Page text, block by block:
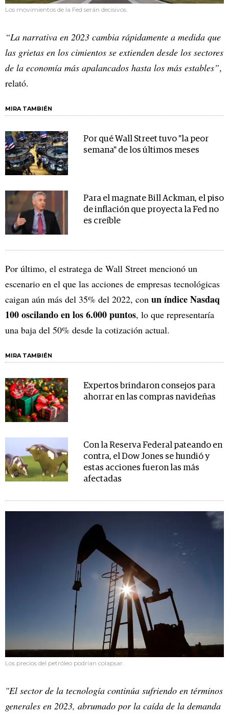
Los movimientos de la Fed serán decisivos.
“La narrativa en 2023 cambia rápidamente a medida que
las grietas en los cimientos se extienden desde los sectores
de la economía más apalancados hasta los más estables”,
relató.
MIRA TAMBIÉN
Por qué Wall Street tuvo "la peor
semana" de los últimos meses
Para el magnate Bill Ackman, el piso
de inflación que proyecta la Fed no
es creíble
Por último, el estratega de Wall Street mencionó un
escenario en el que las acciones de empresas tecnológicas
caigan aún más del 35% del 2022, con un índice Nasdaq
100 oscilando en los 6.000 puntos, lo que representaría
una baja del 50% desde la cotización actual.
MIRA TAMBIÉN
Expertos brindaron consejos para
ahorrar en las compras navideñas
Con la Reserva Federal pateando en
contra, el Dow Jones se hundió y
estas acciones fueron las más
afectadas
Los precios del petróleo podrían colapsar.
"El sector de la tecnología continúa sufriendo en términos
generales en 2023, abrumado por la caída de la demanda